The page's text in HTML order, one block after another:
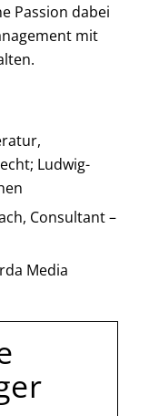
Passion dabei
mit
Ludwig-
Consultant –
Media